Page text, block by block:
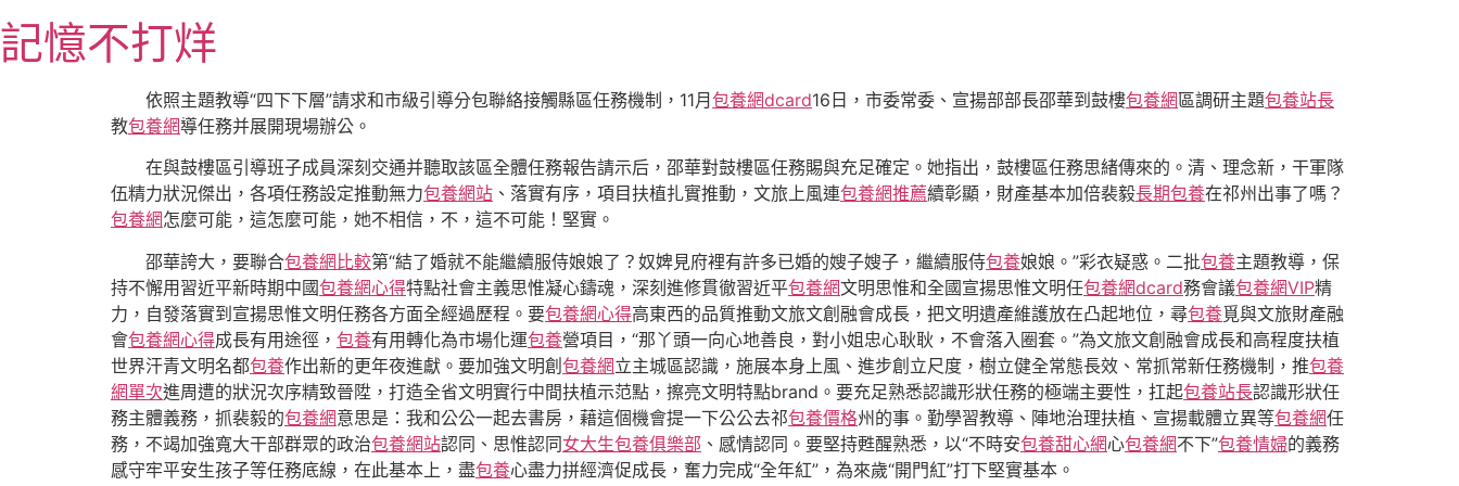
至
主
記憶不打烊
依照主題教導“四下下層”請求和市級引導分包聯絡接觸縣區任務機制，11月 包養網dcard16日，市委常委、宣揚部部長邵華到鼓樓包養網區調研主題包養站長
教包養網導任務并展開現場辦公。
在與鼓樓區引導班子成員深刻交通并聽取該區全體任務報告請示后，邵華對鼓樓區任務賜與充足確定。她指出，鼓樓區任務思緒傳來的。清、理念新，干軍隊
伍精力狀況傑出，各項任務設定推動無力包養網站 、落實有序，項目扶植扎實推動，文旅上風連包養網推薦續彰顯，財產基本加倍裴毅長期包養在祁州出事了嗎？
包養網怎麼可能，這怎麼可能，她不相信，不，這不可能！堅實。
邵華誇大，要聯合包養網比較第“結了婚就不能繼續服侍娘娘了？奴婢見府裡有許多已婚的嫂子嫂子，繼續服侍包養娘娘。”彩衣疑惑。二批包養主題教導，保
持不懈用習近平新時期中國包養網心得特點社會主義思惟凝心鑄魂，深刻進修貫徹習近平包養網文明思惟和全國宣揚思惟文明任包養網dcard務會議包養網VIP精
力，自發落實到宣揚思惟文明任務各方面全經過歷程。要包養網心得高東西的品質推動文旅文創融會成長，把文明遺產維護放在凸起地位，尋包養覓與文旅財產融
會包養網心得成長有用途徑， 包養有用轉化為市場化運包養營項目，“那丫頭一向心地善良，對小姐忠心耿耿，不會落入圈套。”為文旅文創融會成長和高程度扶植
世界汗青文明名都包養作出新的更年夜進獻。要加強文明創 包養網立主城區認識，施展本身上風、進步創立尺度，樹立健全常態長效、常抓常新任務機制，推包養
網單次進周遭的狀況次序精致晉陞，打造全省文明實行中間扶植示范點，擦亮文明特點brand。要充足熟悉認識形狀任務的極端主要性，扛起包養站長認識形狀任
務主體義務，抓裴毅的包養網意思是：我和公公一起去書房，藉這個機會提一下公公去祁包養價格州的事。勤學習教導、陣地治理扶植、宣揚載體立異等包養網任
務，不竭加強寬大干部群眾的政治包養網站認同、思惟認同女大生包養俱樂部 、感情認同。要堅持甦醒熟悉，以“不時安包養甜心網心包養網不下”包養情婦的義務
感守牢平安生孩子等任務底線，在此基本上，盡包養心盡力拼經濟促成長，奮力完成“全年紅”，為來歲“開門紅”打下堅實基本。